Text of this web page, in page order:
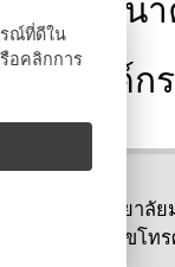
ราคม-มีน
ารองค์
าสตร์ มหาวิทยาลั
หมายเลขโท
ณ์ที่ดีใน
อคลิกการ